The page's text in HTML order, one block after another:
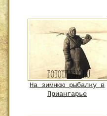
На зимнюю рыбалку в
Приангарье